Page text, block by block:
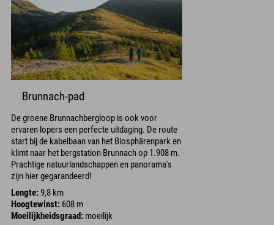
Brunnach-pad
De groene Brunnachbergloop is ook voor
ervaren lopers een perfecte uitdaging. De route
start bij de kabelbaan van het Biosphärenpark en
klimt naar het bergstation Brunnach op 1.908 m.
Prachtige natuurlandschappen en panorama's
zijn hier gegarandeerd!
Lengte:9,8 km
Hoogtewinst: 608 m
Moeilijkheidsgraad: moeilijk